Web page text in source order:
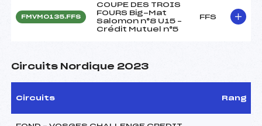
FMVM0135.FFS
COUPE DES TROIS
FOURS Big-Mat
Salomon n°8 U15 –
Crédit Mutuel n°5
FFS
Circuits Nordique 2023
Circuits Rang